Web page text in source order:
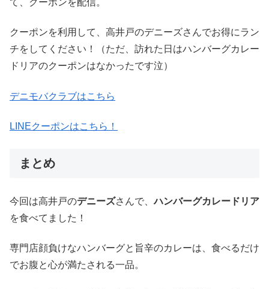
て、クーポンを配信。
クーポンを利用して、高井戸のデニーズさんでお得にラン
チをしてください！（ただ、訪れた日はハンバーグカレー
ドリアのクーポンはなかったです泣）
デニモバクラブはこちら
LINEクーポンはこちら！
まとめ
今回は高井戸のデニーズさんで、ハンバーグカレードリア
を食べてました！
専門店顔負けなハンバーグと旨辛のカレーは、食べるだけ
でお腹と心が満たされる一品。